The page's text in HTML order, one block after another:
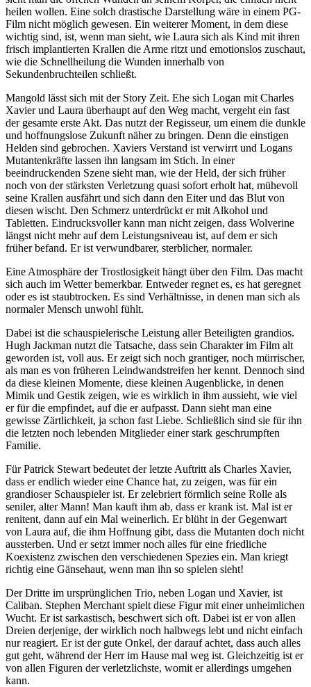
heilen wollen. Eine solch drastische Darstellung wäre in einem PG-
Film nicht möglich gewesen. Ein weiterer Moment, in dem diese
wichtig sind, ist, wenn man sieht, wie Laura sich als Kind mit ihren
frisch implantierten Krallen die Arme ritzt und emotionslos zuschaut,
wie die Schnellheilung die Wunden innerhalb von
Sekundenbruchteilen schließt.
Mangold lässt sich mit der Story Zeit. Ehe sich Logan mit Charles
Xavier und Laura überhaupt auf den Weg macht, vergeht ein fast
der gesamte erste Akt. Das nutzt der Regisseur, um einem die dunkle
und hoffnungslose Zukunft näher zu bringen. Denn die einstigen
Helden sind gebrochen. Xaviers Verstand ist verwirrt und Logans
Mutantenkräfte lassen ihn langsam im Stich. In einer
beeindruckenden Szene sieht man, wie der Held, der sich früher
noch von der stärksten Verletzung quasi sofort erholt hat, mühevoll
seine Krallen ausfährt und sich dann den Eiter und das Blut von
diesen wischt. Den Schmerz unterdrückt er mit Alkohol und
Tabletten. Eindrucksvoller kann man nicht zeigen, dass Wolverine
längst nicht mehr auf dem Leistungsniveau ist, auf dem er sich
früher befand. Er ist verwundbarer, sterblicher, normaler.
Eine Atmosphäre der Trostlosigkeit hängt über den Film. Das macht
sich auch im Wetter bemerkbar. Entweder regnet es, es hat geregnet
oder es ist staubtrocken. Es sind Verhältnisse, in denen man sich als
normaler Mensch unwohl fühlt.
Dabei ist die schauspielerische Leistung aller Beteiligten grandios.
Hugh Jackman nutzt die Tatsache, dass sein Charakter im Film alt
geworden ist, voll aus. Er zeigt sich noch grantiger, noch mürrischer,
als man es von früheren Leindwandstreifen her kennt. Dennoch sind
da diese kleinen Momente, diese kleinen Augenblicke, in denen
Mimik und Gestik zeigen, wie es wirklich in ihm aussieht, wie viel
er für die empfindet, auf die er aufpasst. Dann sieht man eine
gewisse Zärtlichkeit, ja schon fast Liebe. Schließlich sind sie für ihn
die letzten noch lebenden Mitglieder einer stark geschrumpften
Familie.
Für Patrick Stewart bedeutet der letzte Auftritt als Charles Xavier,
dass er endlich wieder eine Chance hat, zu zeigen, was für ein
grandioser Schauspieler ist. Er zelebriert förmlich seine Rolle als
seniler, alter Mann! Man kauft ihm ab, dass er krank ist. Mal ist er
renitent, dann auf ein Mal weinerlich. Er blüht in der Gegenwart
von Laura auf, die ihm Hoffnung gibt, dass die Mutanten doch nicht
aussterben. Und er setzt immer noch alles für eine friedliche
Koexistenz zwischen den verschiedenen Spezies ein. Man kriegt
richtig eine Gänsehaut, wenn man ihn so spielen sieht!
Der Dritte im ursprünglichen Trio, neben Logan und Xavier, ist
Caliban. Stephen Merchant spielt diese Figur mit einer unheimlichen
Wucht. Er ist sarkastisch, beschwert sich oft. Dabei ist er von allen
Dreien derjenige, der wirklich noch halbwegs lebt und nicht einfach
nur reagiert. Er ist der gute Onkel, der darauf achtet, dass auch alles
gut geht, während der Herr im Hause mal weg ist. Gleichzeitig ist er
von allen Figuren der verletzlichste, womit er allerdings umgehen
kann.